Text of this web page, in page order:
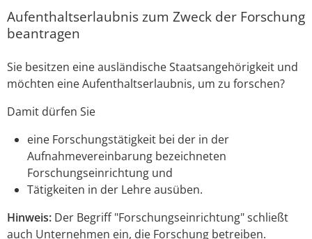
Aufenthaltserlaubnis zum Zweck der Forschung
beantragen
Sie besitzen eine ausländische Staatsangehörigkeit und
möchten eine Aufenthaltserlaubnis, um zu forschen?
Damit dürfen Sie
eine Forschungstätigkeit bei der in der
Aufnahmevereinbarung bezeichneten
Forschungseinrichtung und
Tätigkeiten in der Lehre ausüben.
Hinweis: Der Begriff "Forschungseinrichtung" schließt
auch Unternehmen ein, die Forschung betreiben.